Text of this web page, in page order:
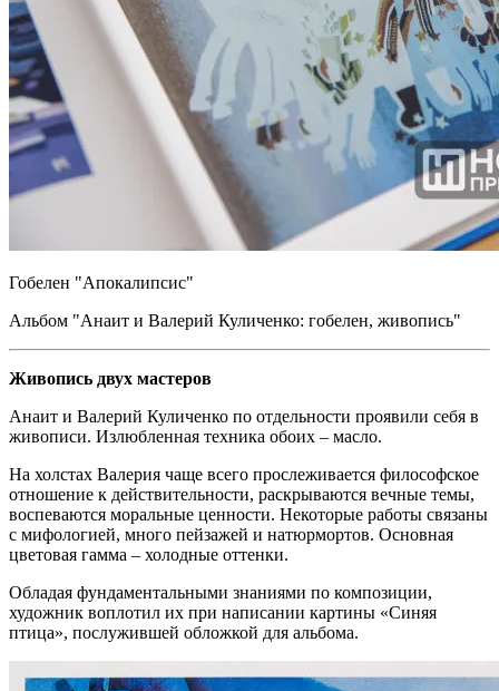
Гобелен "Апокалипсис"
Альбом "Анаит и Валерий Куличенко: гобелен, живопись"
Живопись двух мастеров
Анаит и Валерий Куличенко по отдельности проявили себя в
живописи. Излюбленная техника обоих – масло.
На холстах Валерия чаще всего прослеживается философское
отношение к действительности, раскрываются вечные темы,
воспеваются моральные ценности. Некоторые работы связаны
с мифологией, много пейзажей и натюрмортов. Основная
цветовая гамма – холодные оттенки.
Обладая фундаментальными знаниями по композиции,
художник воплотил их при написании картины «Синяя
птица», послужившей обложкой для альбома.